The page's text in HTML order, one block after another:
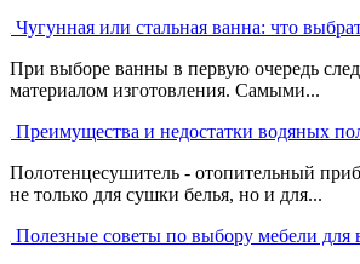
Чугунная или стальная ванна: что
При выборе ванны в первую очередь
материалом изготовления. Самыми...
Преимущества и недостатки водяных
Полотенцесушитель - отопительный
не только для сушки белья, но и для...
Полезные советы по выбору мебели для